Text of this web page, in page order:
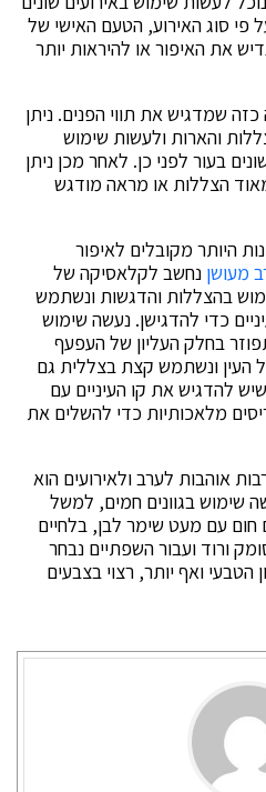
פי סוג האירוע, הטעם האישי של
את האיפור או להיראות יותר
כזה שמדגיש את תווי הפנים. ניתן
והארות ולעשות שימוש
בעור לפני כן. לאחר מכן ניתן
הצללות או מראה מודגש
היותר מקובלים לאיפור
מעושןנחשב לקלאסיקה של
בהצללות והדגשות ונשתמש
כדי להדגישן. נעשה שימוש
בחלק העליון של העפעף
העין ונשתמש קצת בצללית גם
להדגיש את קו העיניים עם
מלאכותיות כדי להשלים את
אוהבות לערב ולאירועים הוא
שימוש בגוונים חמים, למשל
חום עם מעט שימר לבן, בלחיים
ורוד ועבור השפתיים נבחר
הטבעי ואף יותר, רצוי בצבעים